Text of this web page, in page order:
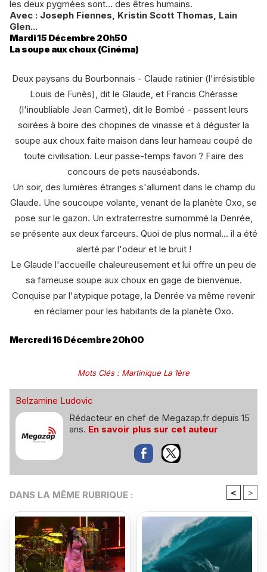
les deux pygmées sont... des êtres humains.
Avec : Joseph Fiennes, Kristin Scott Thomas, Lain
Glen...
Mardi 15 Décembre 20h50
La soupe aux choux (Cinéma)
Deux paysans du Bourbonnais - Claude ratinier (l'irrésistible
Louis de Funès), dit le Glaude, et Francis Chérasse
(l'inoubliable Jean Carmet), dit le Bombé - passent leurs
soirées à boire des chopines de vinasse et à déguster la
soupe aux choux faite maison dans leur hameau coupé de
toute civilisation. Leur passe-temps favori ? Faire des
concours de pets nauséabonds.
Un soir, des lumières étranges s'allument dans le champ du
Glaude. Une soucoupe volante, venant de la planète Oxo, se
pose sur le gazon. Un extraterrestre surnommé la Denrée,
se présente aux deux farceurs. Quoi de plus normal... il a été
alerté par l'odeur et le bruit !
Le Glaude l'accueille chaleureusement et lui offre un peu de
sa fameuse soupe aux choux en gage de bienvenue.
Conquise par l'atypique potage, la Denrée va même revenir
en réclamer pour les habitants de la planète Oxo.
Mercredi 16 Décembre 20h00
Mots Clés: Martinique La 1ère
Belzamine Ludovic
Rédacteur en chef de Megazap.fr depuis 15
ans. En savoir plus sur cet auteur
DANS LA MÊME RUBRIQUE : < >